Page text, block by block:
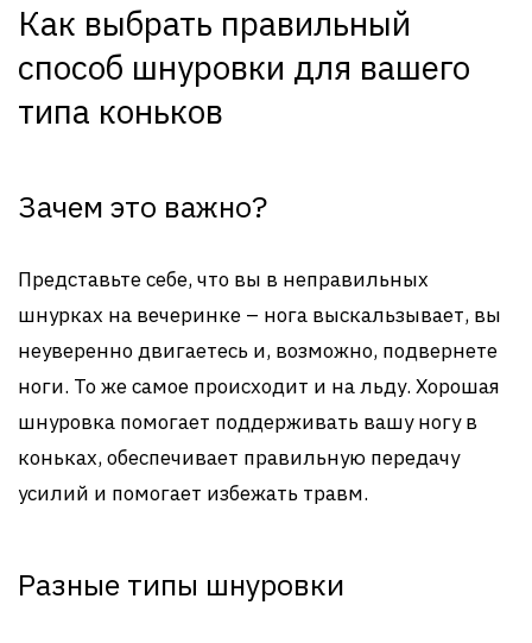
Как выбрать правильный
способ шнуровки для вашего
типа коньков
Зачем это важно?
Представьте себе, что вы в неправильных
шнурках на вечеринке – нога выскальзывает, вы
неуверенно двигаетесь и, возможно, подвернете
ноги. То же самое происходит и на льду. Хорошая
шнуровка помогает поддерживать вашу ногу в
коньках, обеспечивает правильную передачу
усилий и помогает избежать травм.
Разные типы шнуровки